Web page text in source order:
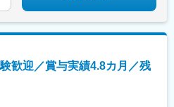
歓迎／賞与実績4.8カ月／残